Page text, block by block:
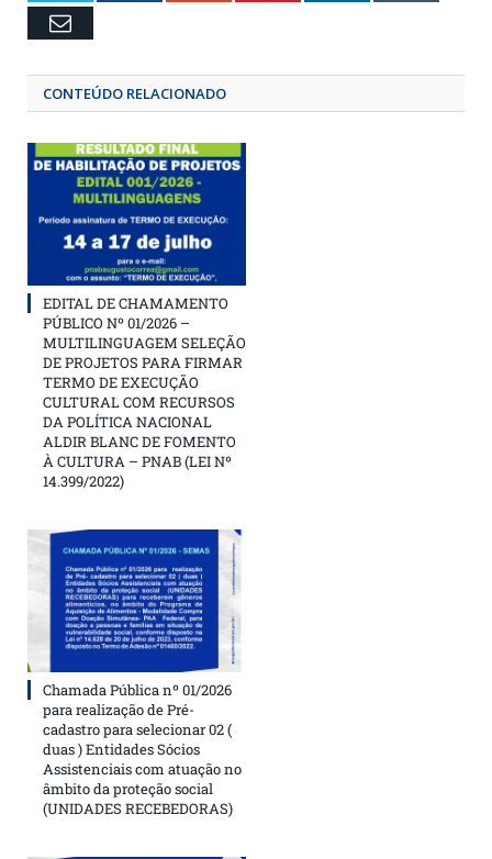
Email
CONTEÚDO RELACIONADO
EDITAL DE CHAMAMENTO
PÚBLICO Nº 01/2026 –
MULTILINGUAGEM SELEÇÃO
DE PROJETOS PARA FIRMAR
TERMO DE EXECUÇÃO
CULTURAL COM RECURSOS
DA POLÍTICA NACIONAL
ALDIR BLANC DE FOMENTO
À CULTURA – PNAB (LEI Nº
14.399/2022)
Chamada Pública nº 01/2026
para realização de Pré-
cadastro para selecionar 02 (
duas ) Entidades Sócios
Assistenciais com atuação no
âmbito da proteção social
(UNIDADES RECEBEDORAS)